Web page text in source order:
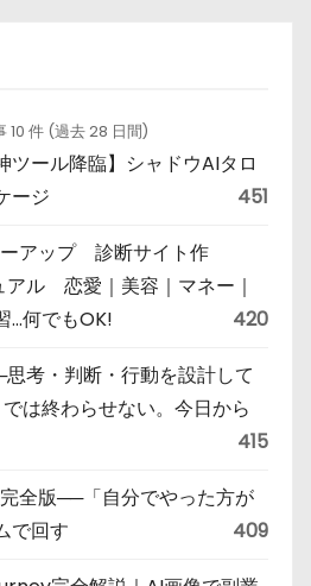
10 件 (過去 28 日間)
ツール降臨】シャドウAIタロ
ージ
451
ーアップ 診断サイト作
アル 恋愛｜美容｜マネー｜
…何でもOK!
420
考・判断・行動を設計して
は終わらせない。今日から
415
全版──「自分でやった方が
で回す
409